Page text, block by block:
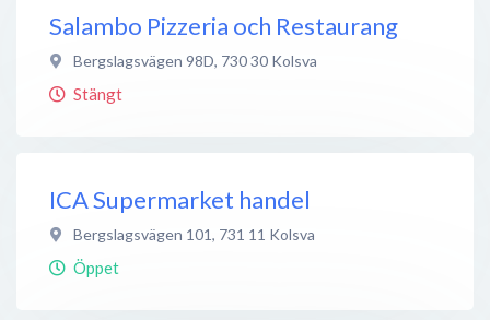
Salambo Pizzeria och Restaurang
Bergslagsvägen 98D, 730 30 Kolsva
Stängt
ICA Supermarket handel
Bergslagsvägen 101, 731 11 Kolsva
Öppet